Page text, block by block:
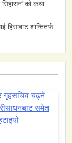
सिंहासन’को कथा
शान्तितर्फ